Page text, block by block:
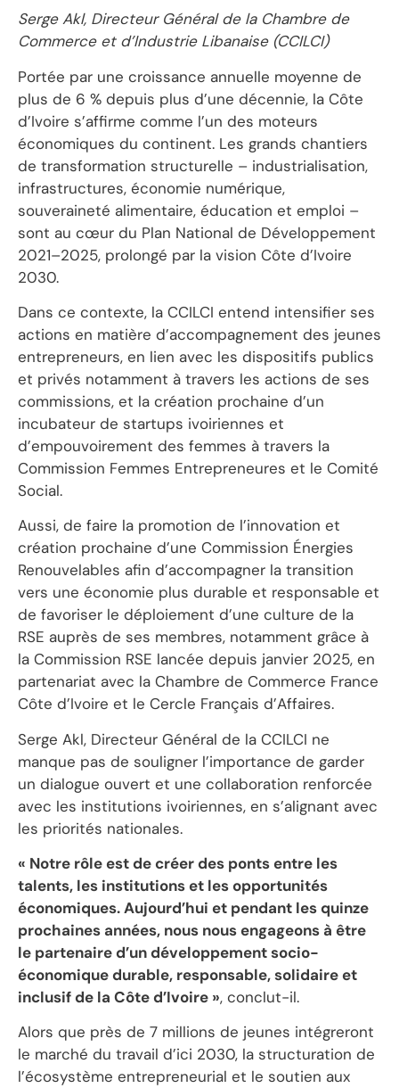
Serge Akl, Directeur Général de la Chambre de
Commerce et d’Industrie Libanaise (CCILCI)
Portée par une croissance annuelle moyenne de
plus de 6 % depuis plus d’une décennie, la Côte
d’Ivoire s’affirme comme l’un des moteurs
économiques du continent. Les grands chantiers
de transformation structurelle – industrialisation,
infrastructures, économie numérique,
souveraineté alimentaire, éducation et emploi –
sont au cœur du Plan National de Développement
2021–2025, prolongé par la vision Côte d’Ivoire
2030.
Dans ce contexte, la CCILCI entend intensifier ses
actions en matière d’accompagnement des jeunes
entrepreneurs, en lien avec les dispositifs publics
et privés notamment à travers les actions de ses
commissions, et la création prochaine d’un
incubateur de startups ivoiriennes et
d’empouvoirement des femmes à travers la
Commission Femmes Entrepreneures et le Comité
Social.
Aussi, de faire la promotion de l’innovation et
création prochaine d’une Commission Énergies
Renouvelables afin d’accompagner la transition
vers une économie plus durable et responsable et
de favoriser le déploiement d’une culture de la
RSE auprès de ses membres, notamment grâce à
la Commission RSE lancée depuis janvier 2025, en
partenariat avec la Chambre de Commerce France
Côte d’Ivoire et le Cercle Français d’Affaires.
Serge Akl, Directeur Général de la CCILCI ne
manque pas de souligner l’importance de garder
un dialogue ouvert et une collaboration renforcée
avec les institutions ivoiriennes, en s’alignant avec
les priorités nationales.
« Notre rôle est de créer des ponts entre les
talents, les institutions et les opportunités
économiques. Aujourd’hui et pendant les quinze
prochaines années, nous nous engageons à être
le partenaire d’un développement socio-
économique durable, responsable, solidaire et
inclusif de la Côte d’Ivoire », conclut-il.
Alors que près de 7 millions de jeunes intégreront
le marché du travail d’ici 2030, la structuration de
l’écosystème entrepreneurial et le soutien aux